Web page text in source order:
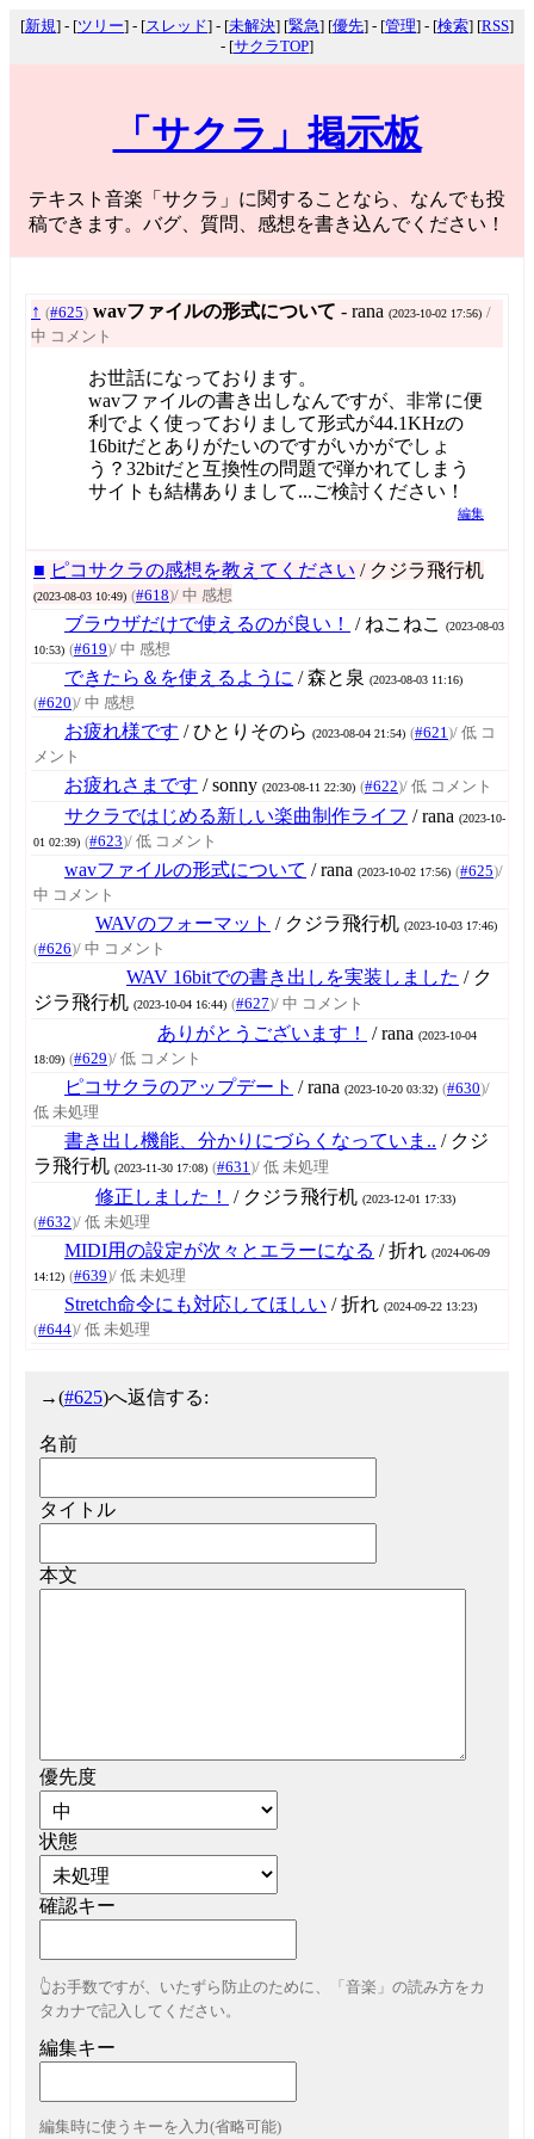
[新規] - [ツリー] - [スレッド] - [未解決] [緊急] [優先] - [管理] - [検索] [RSS]
- [サクラTOP]
「サクラ」掲示板
テキスト音楽「サクラ」に関することなら、なんでも投
稿できます。バグ、質問、感想を書き込んでください！
↑ (#625) wavファイルの形式について - rana (2023-10-02 17:56) /
中 コメント
お世話になっております。
wavファイルの書き出しなんですが、非常に便
利でよく使っておりまして形式が44.1KHzの
16bitだとありがたいのですがいかがでしょ
う？32bitだと互換性の問題で弾かれてしまう
サイトも結構ありまして...ご検討ください！
編集
■ ピコサクラの感想を教えてください / クジラ飛行机
(2023-08-03 10:49) (#618)/ 中 感想
ブラウザだけで使えるのが良い！ / ねこねこ
(2023-08-03
10:53) (#619)/ 中 感想
できたら＆を使えるように / 森と泉 (2023-08-03 11:16)
(#620)/ 中 感想
お疲れ様です / ひとりそのら (2023-08-04 21:54) (#621)/ 低 コ
メント
お疲れさまです / sonny (2023-08-11 22:30) (#622)/ 低 コメント
サクラではじめる新しい楽曲制作ライフ / rana (2023-10-
01 02:39) (#623)/ 低 コメント
wavファイルの形式について / rana (2023-10-02 17:56) (#625)/
中 コメント
WAVのフォーマット / クジラ飛行机 (2023-10-03 17:46)
(#626)/ 中 コメント
WAV 16bitでの書き出しを実装しました / ク
ジラ飛行机 (2023-10-04 16:44) (#627)/ 中 コメント
ありがとうございます！ / rana (2023-10-04
18:09) (#629)/ 低 コメント
ピコサクラのアップデート / rana (2023-10-20 03:32) (#630)/
低 未処理
書き出し機能、分かりにづらくなっていま.. / クジ
ラ飛行机 (2023-11-30 17:08) (#631)/ 低 未処理
修正しました！ / クジラ飛行机 (2023-12-01 17:33)
(#632)/ 低 未処理
MIDI用の設定が次々とエラーになる / 折れ (2024-06-09
14:12) (#639)/ 低 未処理
Stretch命令にも対応してほしい / 折れ (2024-09-22 13:23)
(#644)/ 低 未処理
→(#625)へ返信する:
名前
タイトル
本文
優先度
状態
確認キー
👆お手数ですが、いたずら防止のために、「音楽」の読み方をカ
タカナで記入してください。
編集キー
編集時に使うキーを入力(省略可能)